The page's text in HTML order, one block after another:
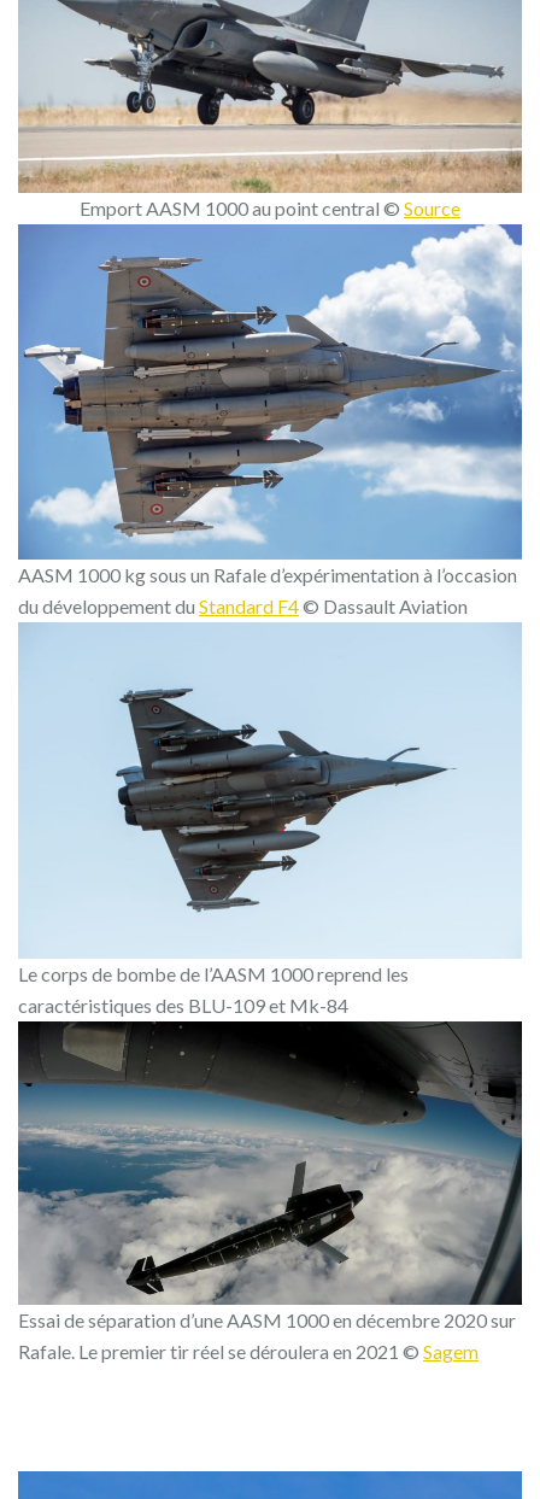
Emport AASM 1000 au point central © Source
AASM 1000 kg sous un Rafale d’expérimentation à l’occasion
du développement du Standard F4© Dassault Aviation
Le corps de bombe de l’AASM 1000 reprend les
caractéristiques des BLU-109 et Mk-84
Essai de séparation d’une AASM 1000 en décembre 2020 sur
Rafale. Le premier tir réel se déroulera en 2021 © Sagem